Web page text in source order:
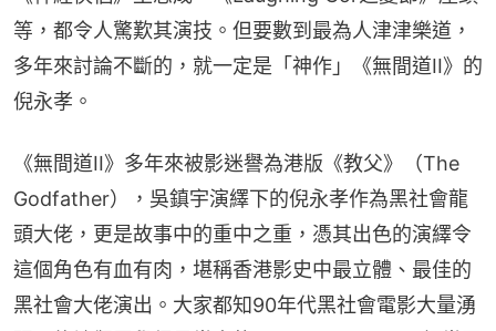
等，都令人驚歎其演技。但要數到最為人津津樂道，
多年來討論不斷的，就一定是「神作」《無間道II》的
倪永孝。
《無間道II》多年來被影迷譽為港版《教父》（The
Godfather），吳鎮宇演繹下的倪永孝作為黑社會龍
頭大佬，更是故事中的重中之重，憑其出色的演繹令
這個角色有血有肉，堪稱香港影史中最立體、最佳的
黑社會大佬演出。大家都知90年代黑社會電影大量湧